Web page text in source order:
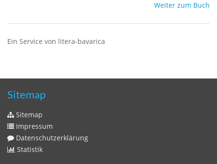
Weiter zum Buch
Ein Service von litera-bavarica
Sitemap
Sitemap
Impressum
Datenschutzerklärung
Statistik